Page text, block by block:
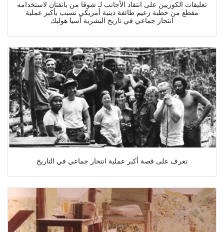
تعليقات الكوريين على انتقاد الأجانب لـ شوقا من بانقتان لاستخدامه
مقطع من خطبة زعيم طائفة دينية أمريكي تسبب بأكبر عملية
انتحار جماعي في تاريخ البشرية آسيا هوليك
تعرف على قصة أكبر عملية انتحار جماعي في التاريخ